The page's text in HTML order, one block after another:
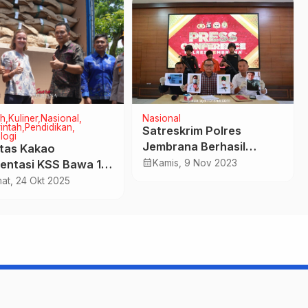
Kuliner Nasional
Pendidikan
Kakao
KSS Bawa 14
Kakao Premium
24 Okt 2025
Nasional
Satreskrim Polres
Jembrana Berhasil
Mengungkap Kasus
calendar_monthKamis, 9 Nov 2023